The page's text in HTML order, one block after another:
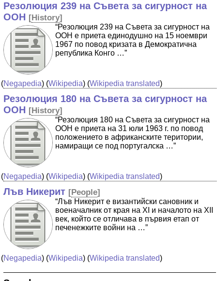
Резолюция 239 на Съвета за сигурност на
ООН [History]
“Резолюция 239 на Съвета за сигурност на
ООН е приета единодушно на 15 ноември
1967 по повод кризата в Демократична
република Конго …”
(Negapedia) (Wikipedia) (Wikipedia translated)
Резолюция 180 на Съвета за сигурност на
ООН [History]
“Резолюция 180 на Съвета за сигурност на
ООН е приета на 31 юли 1963 г. по повод
положението в африканските територии,
намиращи се под португалска …”
(Negapedia) (Wikipedia) (Wikipedia translated)
Лъв Никерит [People]
“Лъв Никерит е византийски сановник и
военачалник от края на XI и началото на XII
век, който се отличава в първия етап от
печенежките войни на …”
(Negapedia) (Wikipedia) (Wikipedia translated)